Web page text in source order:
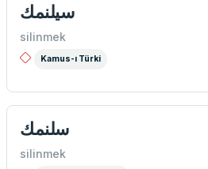
سيلنمك
silinmek
Kamus-ı Türki
سلنمك
silinmek